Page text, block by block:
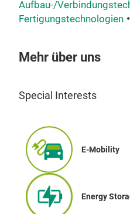
Aufbau-/
Fertigungstechnologien
Mehr über uns
Special Interests
E-Mobility
Energy